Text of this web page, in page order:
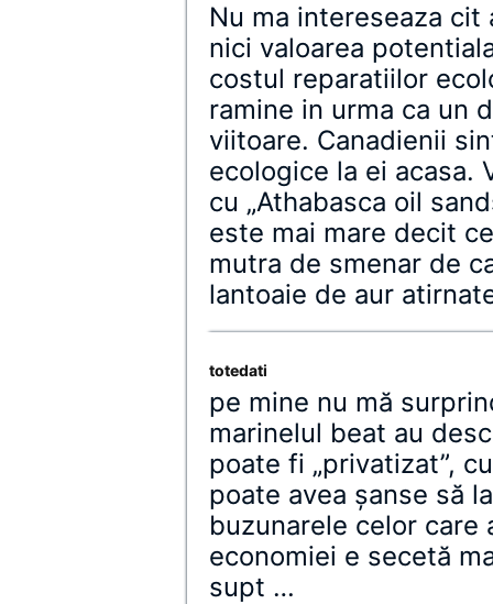
Nu ma intereseaza cit
nici valoarea
costul reparatiilor
ramine in urma ca un
viitoare. Canadienii
ecologice la ei acasa.
cu „Athabasca oil
este mai mare decit
mutra de smenar de
lantoaie de aur
totedati
pe mine nu mă
marinelul beat au
poate fi „privatizat”,
poate avea şanse să
buzunarele celor
economiei e secetă
supt …